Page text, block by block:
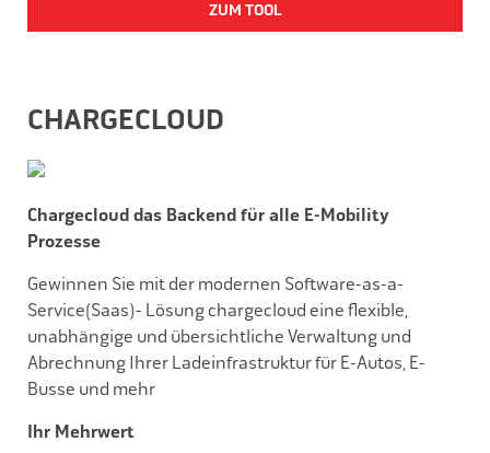
ZUM TOOL
CHARGECLOUD
Chargecloud das Backend für alle E-Mobility
Prozesse
Gewinnen Sie mit der modernen Software-as-a-
Service(Saas)- Lösung chargecloud eine flexible,
unabhängige und übersichtliche Verwaltung und
Abrechnung Ihrer Ladeinfrastruktur für E-Autos, E-
Busse und mehr
Ihr Mehrwert